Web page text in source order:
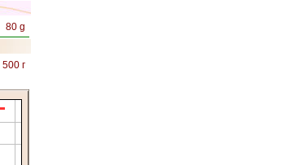
80 g
500 г